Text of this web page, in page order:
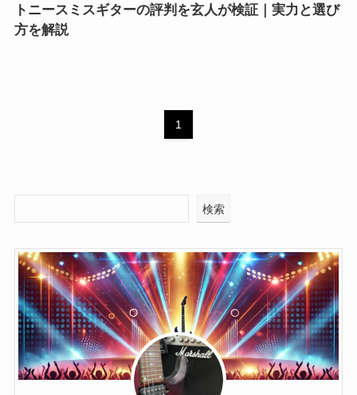
トニースミスギターの評判を玄人が検証｜実力と選び
方を解説
1
検索